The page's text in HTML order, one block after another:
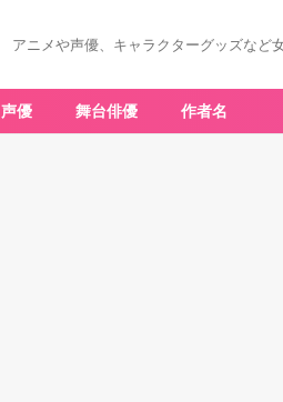
アニメや声優、キャラクターグッズなど
声優 舞台俳優 作者名